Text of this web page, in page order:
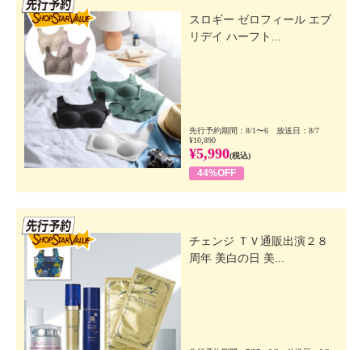
スロギー ゼロフィール エブ
リデイ ハーフト...
先行予約期間：8/1〜6 放送日：8/7
¥10,890
¥5,990(税込)
44%OFF
チェンジ ＴＶ通販出演２８
周年 美白の日 美...